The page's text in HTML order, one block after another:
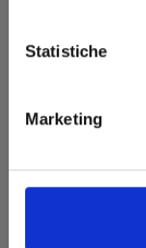
Statistiche
Marketing